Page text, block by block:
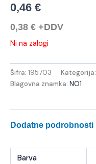
0,46 €
0,38 € +DDV
Ni na zalogi
Šifra: 195703 Kategorija:
Blagovna znamka: NO1
Dodatne podrobnosti
Barva